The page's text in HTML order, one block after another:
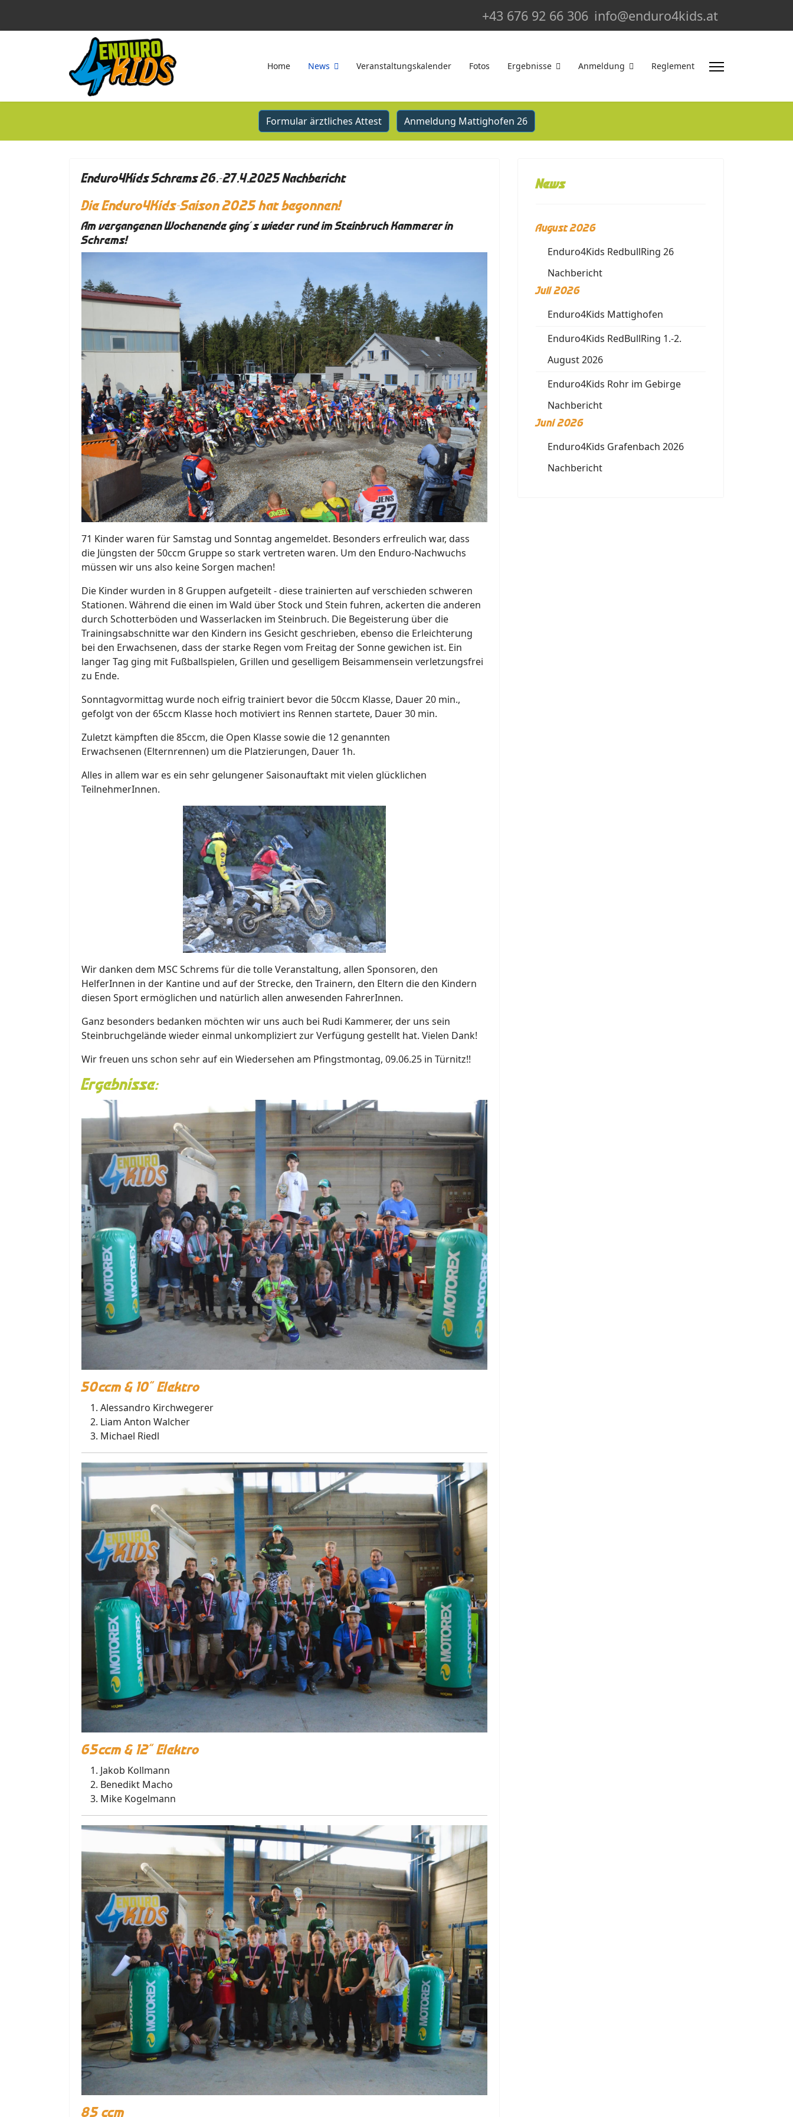
+43 676 92 66 306 info@enduro4kids.at
Home News Veranstaltungskalender Fotos Ergebnisse Anmeldung Reglement
Formular ärztliches Attest Anmeldung Mattighofen 26
Enduro4Kids Schrems 26.-27.4.2025 Nachbericht
Die Enduro4Kids-Saison 2025 hat begonnen!
Am vergangenen Wochenende ging´s wieder rund im Steinbruch Kammerer in
Schrems!
71 Kinder waren für Samstag und Sonntag angemeldet. Besonders erfreulich war, dass
die Jüngsten der 50ccm Gruppe so stark vertreten waren. Um den Enduro-Nachwuchs
müssen wir uns also keine Sorgen machen!
Die Kinder wurden in 8 Gruppen aufgeteilt - diese trainierten auf verschieden schweren
Stationen. Während die einen im Wald über Stock und Stein fuhren, ackerten die anderen
durch Schotterböden und Wasserlacken im Steinbruch. Die Begeisterung über die
Trainingsabschnitte war den Kindern ins Gesicht geschrieben, ebenso die Erleichterung
bei den Erwachsenen, dass der starke Regen vom Freitag der Sonne gewichen ist. Ein
langer Tag ging mit Fußballspielen, Grillen und geselligem Beisammensein verletzungsfrei
zu Ende.
Sonntagvormittag wurde noch eifrig trainiert bevor die 50ccm Klasse, Dauer 20 min.,
gefolgt von der 65ccm Klasse hoch motiviert ins Rennen startete, Dauer 30 min.
Zuletzt kämpften die 85ccm, die Open Klasse sowie die 12 genannten
Erwachsenen (Elternrennen) um die Platzierungen, Dauer 1h.
Alles in allem war es ein sehr gelungener Saisonauftakt mit vielen glücklichen
TeilnehmerInnen.
Wir danken dem MSC Schrems für die tolle Veranstaltung, allen Sponsoren, den
HelferInnen in der Kantine und auf der Strecke, den Trainern, den Eltern die den Kindern
diesen Sport ermöglichen und natürlich allen anwesenden FahrerInnen.
Ganz besonders bedanken möchten wir uns auch bei Rudi Kammerer, der uns sein
Steinbruchgelände wieder einmal unkompliziert zur Verfügung gestellt hat. Vielen Dank!
Wir freuen uns schon sehr auf ein Wiedersehen am Pfingstmontag, 09.06.25 in Türnitz!!
Ergebnisse:
50ccm & 10“ Elektro
Alessandro Kirchwegerer
Liam Anton Walcher
Michael Riedl
65ccm & 12“ Elektro
Jakob Kollmann
Benedikt Macho
Mike Kogelmann
85 ccm
News
August 2026
Enduro4Kids RedbullRing 26
Nachbericht
Juli 2026
Enduro4Kids Mattighofen
Enduro4Kids RedBullRing 1.-2.
August 2026
Enduro4Kids Rohr im Gebirge
Nachbericht
Juni 2026
Enduro4Kids Grafenbach 2026
Nachbericht